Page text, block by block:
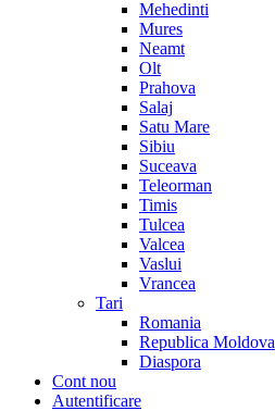
Mehedinti
Mures
Neamt
Olt
Prahova
Salaj
Satu Mare
Sibiu
Suceava
Teleorman
Timis
Tulcea
Valcea
Vaslui
Vrancea
Tari
Romania
Republica Moldova
Diaspora
Cont nou
Autentificare